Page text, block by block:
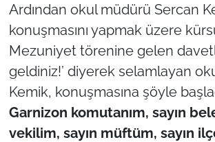
Ardından okul müdürü Sercan
konuşmasını yapmak üzere
Mezuniyet törenine gelen
geldiniz!’ diyerek selamlayan
Kemik, konuşmasına şöyle
Garnizon komutanım, sayın
vekilim, sayın müftüm, sayın
Finans
Genel-A
Gündem-Eğitim